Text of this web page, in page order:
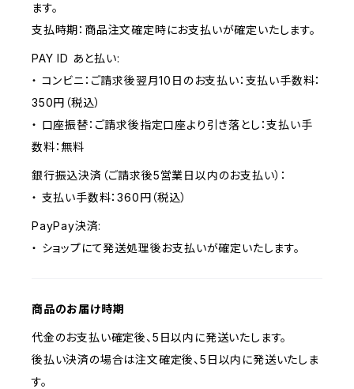
ます。
支払時期：商品注文確定時にお支払いが確定いたします。
PAY ID あと払い:
・ コンビニ：ご請求後翌月10日のお支払い：支払い手数料：
350円（税込）
・ 口座振替：ご請求後指定口座より引き落とし：支払い手
数料：無料
銀行振込決済（ご請求後5営業日以内のお支払い）：
・ 支払い手数料：360円（税込）
PayPay決済:
・ ショップにて発送処理後お支払いが確定いたします。
商品のお届け時期
代金のお支払い確定後、5日以内に発送いたします。
後払い決済の場合は注文確定後、5日以内に発送いたしま
す。